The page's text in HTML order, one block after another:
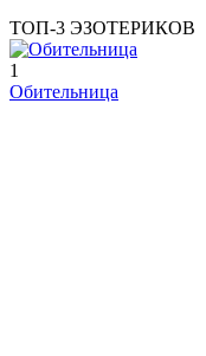
ТОП-3 ЭЗОТЕРИКОВ
1
Обительница